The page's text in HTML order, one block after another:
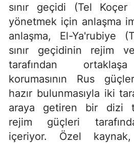
sınır geçidi (Tel
yönetmek için anlaşma
anlaşma, El-Ya'rubiye
sınır geçidinin rejim
tarafından
korumasının Rus
hazır bulunmasıyla iki
araya getiren bir dizi
rejim güçleri
içeriyor. Özel